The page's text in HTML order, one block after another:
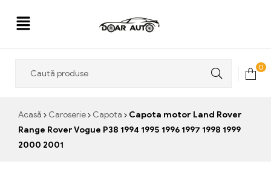
0
Acasă Caroserie Capota
Capota motor Land Rover
Range Rover Vogue P38 1994 1995 1996 1997 1998 1999
2000 2001